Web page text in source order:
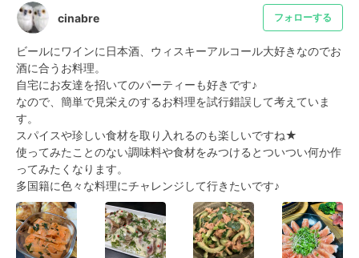
cinabre フォローする
ビールにワインに日本酒、ウィスキーアルコール大好きなのでお
酒に合うお料理。
自宅にお友達を招いてのパーティーも好きです♪
なので、簡単で見栄えのするお料理を試行錯誤して考えていま
す。
スパイスや珍しい食材を取り入れるのも楽しいですね★
使ってみたことのない調味料や食材をみつけるとついつい何か作
ってみたくなります。
多国籍に色々な料理にチャレンジして行きたいです♪